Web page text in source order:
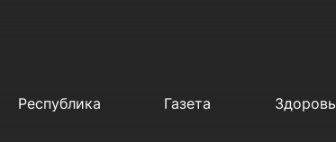
Республика Газета